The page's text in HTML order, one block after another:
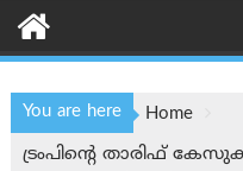
You are here
Home
ട്രംപിന്റെ താരിഫ്